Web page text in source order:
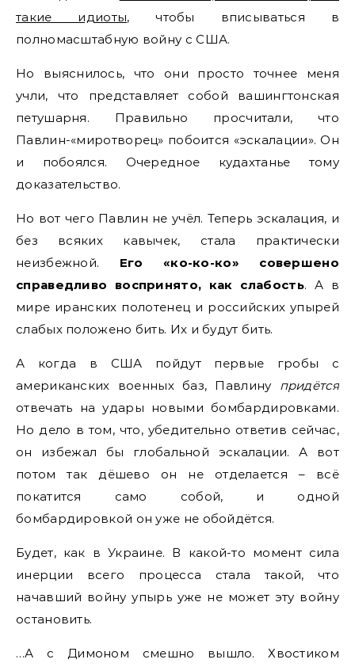
такие идиоты, чтобы вписываться в
полномасштабную войну с США.
Но выяснилось, что они просто точнее меня
учли, что представляет собой вашингтонская
петушарня. Правильно просчитали, что
Павлин-«миротворец» побоится «эскалации». Он
и побоялся. Очередное кудахтанье тому
доказательство.
Но вот чего Павлин не учёл. Теперь эскалация, и
без всяких кавычек, стала практически
неизбежной. Его «ко-ко-ко» совершено
справедливо воспринято, как слабость. А в
мире иранских полотенец и российских упырей
слабых положено бить. Их и будут бить.
А когда в США пойдут первые гробы с
американских военных баз, Павлину придётся
отвечать на удары новыми бомбардировками.
Но дело в том, что, убедительно ответив сейчас,
он избежал бы глобальной эскалации. А вот
потом так дёшево он не отделается – всё
покатится само собой, и одной
бомбардировкой он уже не обойдётся.
Будет, как в Украине. В какой-то момент сила
инерции всего процесса стала такой, что
начавший войну упырь уже не может эту войну
остановить.
…А с Димоном смешно вышло. Хвостиком